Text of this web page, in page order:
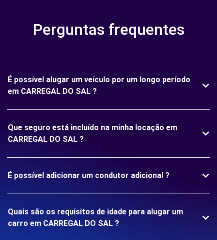
Perguntas frequentes
É possível alugar um veículo por um longo período
em CARREGAL DO SAL ?
Que seguro está incluído na minha locação em
CARREGAL DO SAL ?
É possível adicionar um condutor adicional ?
Quais são os requisitos de idade para alugar um
carro em CARREGAL DO SAL ?